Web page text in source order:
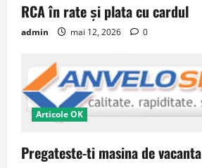
RCA în rate și plata cu cardul
admin mai 12, 2026 0
Articole OK
Pregateste-ti masina de vacanta